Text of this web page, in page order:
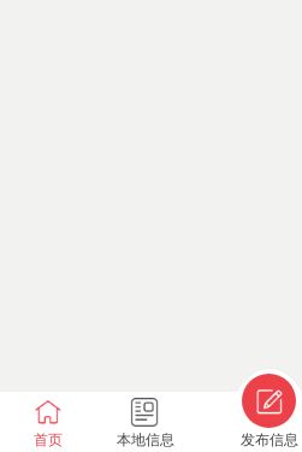
首页 本地信息 发布信息